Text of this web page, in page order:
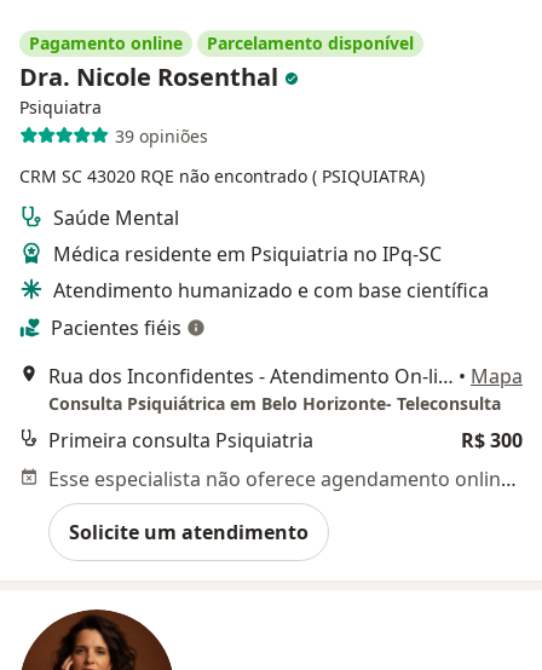
Pagamento online Parcelamento disponível
Dra. Nicole Rosenthal
Psiquiatra
39 opiniões
CRM SC 43020 RQE não encontrado ( PSIQUIATRA)
Saúde Mental
Médica residente em Psiquiatria no IPq-SC
Atendimento humanizado e com base científica
Pacientes fiéis
Rua dos Inconfidentes - Atendimento On-line, Belo Horizonte • Mapa
Consulta Psiquiátrica em Belo Horizonte- Teleconsulta
Primeira consulta Psiquiatria
R$ 300
Esse especialista não oferece agendamento online para esse endereço.
Solicite um atendimento